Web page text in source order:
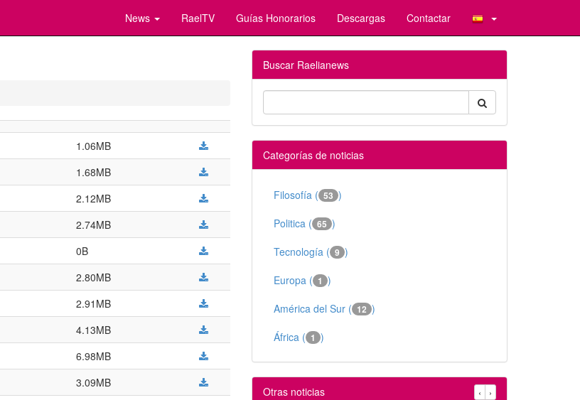
News RaelTV Guías Honorarios Descargas Contactar
1.06MB
1.68MB
2.12MB
2.74MB
0B
2.80MB
2.91MB
4.13MB
6.98MB
3.09MB
Buscar Raelianews
Categorías de noticias
Filosofía ( 53 )
Politica ( 65 )
Tecnología ( 9 )
Europa ( 1 )
América del Sur ( 12 )
África ( 1 )
Otras noticias ‹ ›